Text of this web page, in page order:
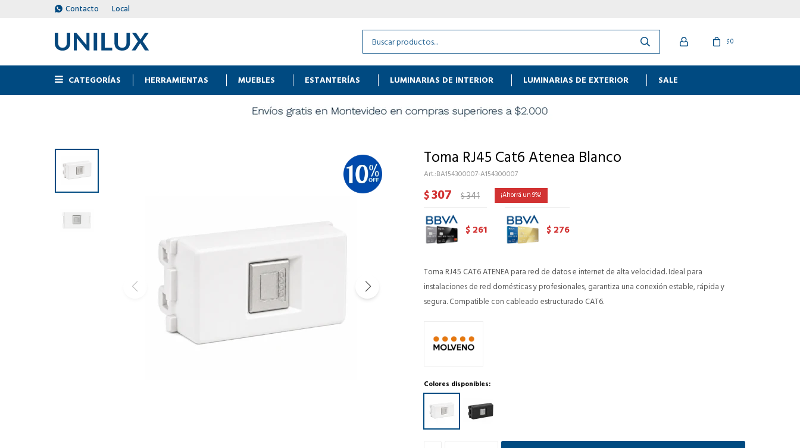
CATEGORÍAS HERRAMIENTAS MUEBLES ESTANTERÍAS LUMINARIAS DE INTERIOR LUMINARIAS DE EXTERIOR SALE
$0
Contacto Local
Toma RJ45 Cat6 Atenea Blanco
BA154300007-A154300007
$307 $341 9
$ 261 $ 276
Toma RJ45 CAT6 ATENEA para red de datos e internet de alta velocidad. Ideal para
instalaciones de red domésticas y profesionales, garantiza una conexión estable, rápida y
segura. Compatible con cableado estructurado CAT6.
Colores disponibles: